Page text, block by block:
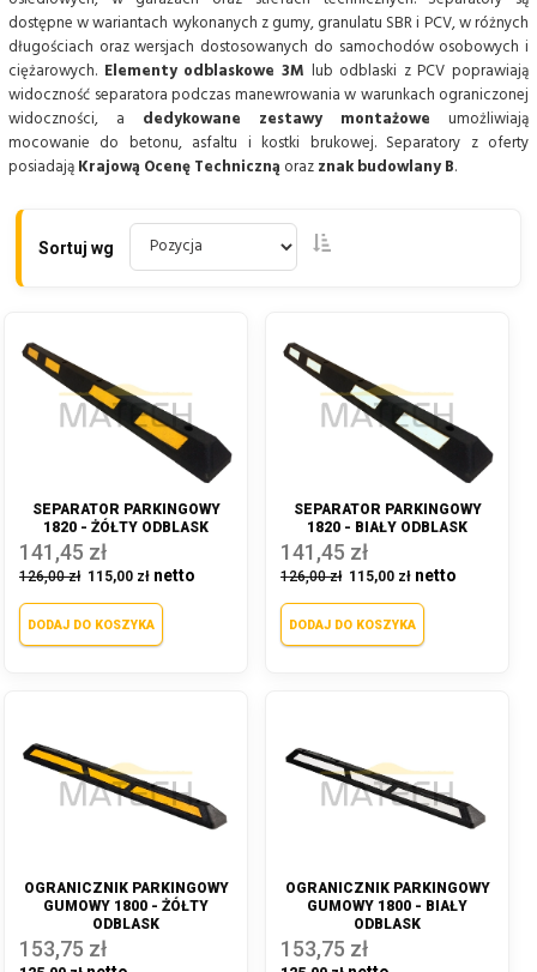
dostępne w wariantach wykonanych z gumy, granulatu SBR i PCV, w różnych
długościach oraz wersjach dostosowanych do samochodów osobowych i
ciężarowych. Elementy odblaskowe 3M lub odblaski z PCV poprawiają
widoczność separatora podczas manewrowania w warunkach ograniczonej
widoczności, a dedykowane zestawy montażowe umożliwiają
mocowanie do betonu, asfaltu i kostki brukowej. Separatory z oferty
posiadająKrajową Ocenę Techniczną orazznak budowlany B.
Sortuj wg
SEPARATOR PARKINGOWY
1820 - ŻÓŁTY ODBLASK
141,45 zł
115,00 zł
126,00 zł
DODAJ DO KOSZYKA
SEPARATOR PARKINGOWY
1820 - BIAŁY ODBLASK
141,45 zł
115,00 zł
126,00 zł
DODAJ DO KOSZYKA
OGRANICZNIK PARKINGOWY
GUMOWY 1800 - ŻÓŁTY
ODBLASK
153,75 zł
OGRANICZNIK PARKINGOWY
GUMOWY 1800 - BIAŁY
ODBLASK
153,75 zł